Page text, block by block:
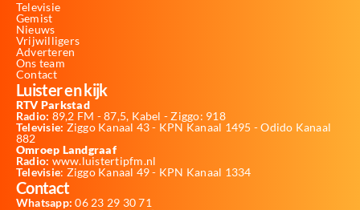
Televisie
Gemist
Nieuws
Vrijwilligers
Adverteren
Ons team
Contact
Luister en kijk
RTV Parkstad
Radio: 89,2 FM - 87,5, Kabel - Ziggo: 918
Televisie: Ziggo Kanaal 43 - KPN Kanaal 1495 - Odido Kanaal
882
Omroep Landgraaf
Radio: www.luistertipfm.nl
Televisie: Ziggo Kanaal 49 - KPN Kanaal 1334
Contact
Whatsapp: 06 23 29 30 71